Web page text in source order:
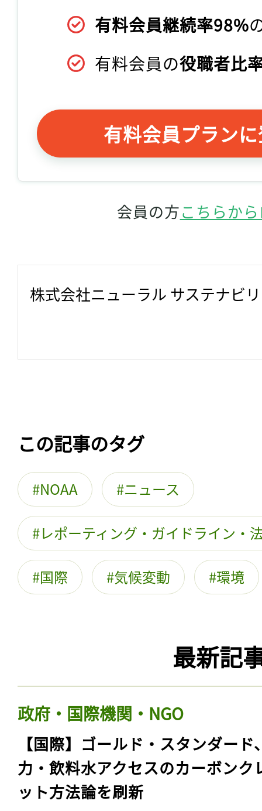
有料会員継続率98%
有料会員の役職者比
有料会員プラン
会員の方こちらか
株式会社ニューラル サステナビ
この記事のタグ
NOAA ニュース
レポーティング・ガイドライン・
国際 気候変動 環境
最新記
政府・国際機関・NGO
【国際】ゴールド・スタンダード
力・飲料水アクセスのカーボンク
ット方法論を刷新